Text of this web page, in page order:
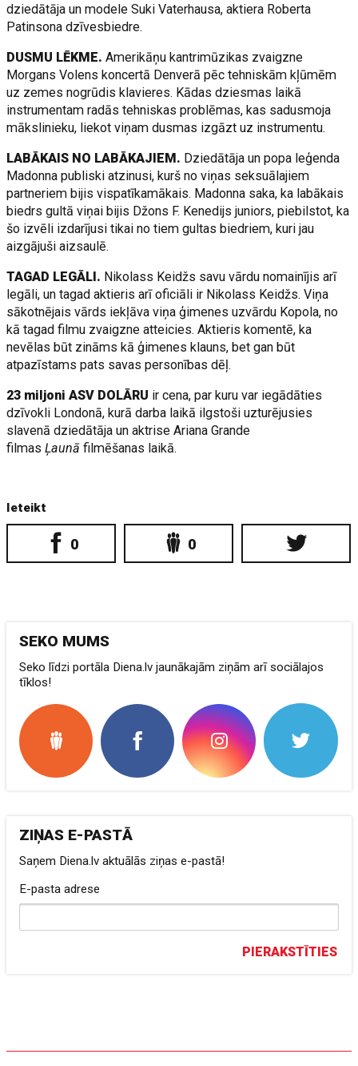
dziedātāja un modele Suki Vaterhausa, aktiera Roberta
Patinsona dzīvesbiedre.
DUSMU LĒKME. Amerikāņu kantrimūzikas zvaigzne
Morgans Volens koncertā Denverā pēc tehniskām kļūmēm
uz zemes nogrūdis klavieres. Kādas dziesmas laikā
instrumentam radās tehniskas problēmas, kas sadusmoja
mākslinieku, liekot viņam dusmas izgāzt uz instrumentu.
LABĀKAIS NO LABĀKAJIEM. Dziedātāja un popa leģenda
Madonna publiski atzinusi, kurš no viņas seksuālajiem
partneriem bijis vispatīkamākais. Madonna saka, ka labākais
biedrs gultā viņai bijis Džons F. Kenedijs juniors, piebilstot, ka
šo izvēli izdarījusi tikai no tiem gultas biedriem, kuri jau
aizgājuši aizsaulē.
TAGAD LEGĀLI. Nikolass Keidžs savu vārdu nomainījis arī
legāli, un tagad aktieris arī oficiāli ir Nikolass Keidžs. Viņa
sākotnējais vārds iekļāva viņa ģimenes uzvārdu Kopola, no
kā tagad filmu zvaigzne atteicies. Aktieris komentē, ka
nevēlas būt zināms kā ģimenes klauns, bet gan būt
atpazīstams pats savas personības dēļ.
23 miljoni ASV DOLĀRU ir cena, par kuru var iegādāties
dzīvokli Londonā, kurā darba laikā ilgstoši uzturējusies
slavenā dziedātāja un aktrise Ariana Grande
filmasĻaunāfilmēšanas laikā.
Ieteikt
0 0
SEKO MUMS
Seko līdzi portāla Diena.lv jaunākajām ziņām arī sociālajos
tīklos!
ZIŅAS E-PASTĀ
Saņem Diena.lv aktuālās ziņas e-pastā!
E-pasta adrese
PIERAKSTĪTIES